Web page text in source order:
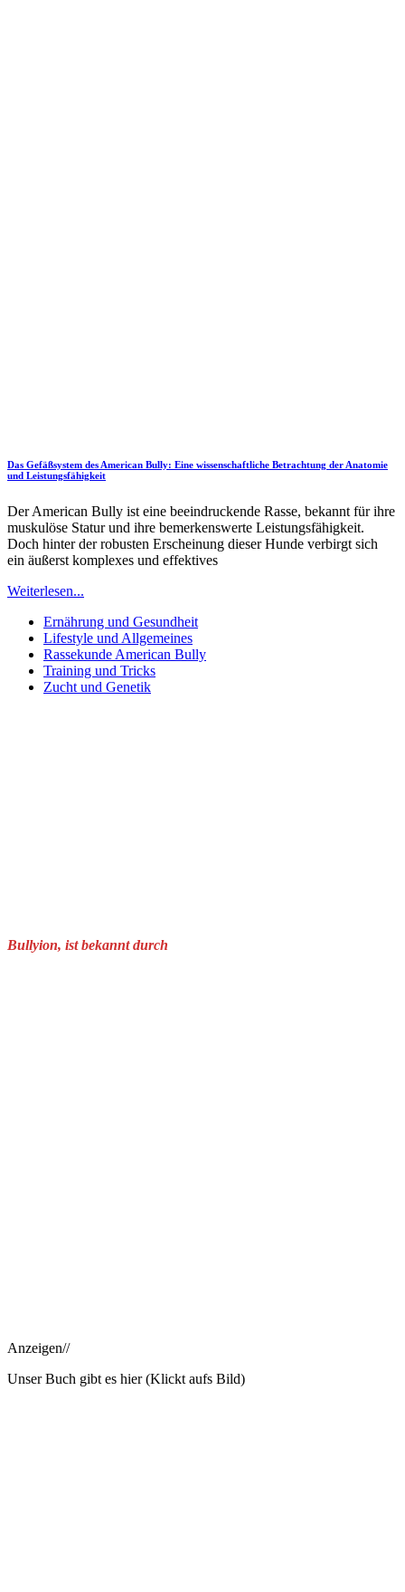
Das Gefäßsystem des American Bully: Eine wissenschaftliche Betrachtung der Anatomie
und Leistungsfähigkeit
Der American Bully ist eine beeindruckende Rasse, bekannt für ihre
muskulöse Statur und ihre bemerkenswerte Leistungsfähigkeit.
Doch hinter der robusten Erscheinung dieser Hunde verbirgt sich
ein äußerst komplexes und effektives
Weiterlesen...
Ernährung und Gesundheit
Lifestyle und Allgemeines
Rassekunde American Bully
Training und Tricks
Zucht und Genetik
Bullyion, ist bekannt durch
Anzeigen//
Unser Buch gibt es hier (Klickt aufs Bild)